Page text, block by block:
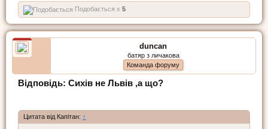
Подобається x 5
duncan
батяр з личакова
Команда форуму
Відповідь: Сихів не Львів ,а що?
Цитата від Капітан: ↑